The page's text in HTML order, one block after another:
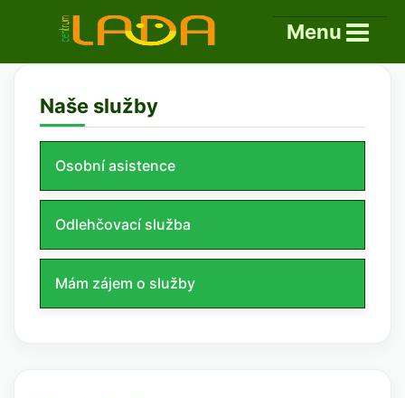
Menu
Naše služby
Osobní asistence
Odlehčovací služba
Mám zájem o služby